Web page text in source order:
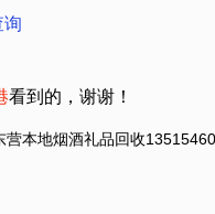
询
看到的，谢谢！